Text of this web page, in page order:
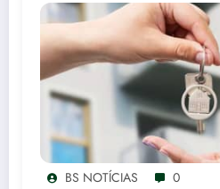
BS NOTÍCIAS 0